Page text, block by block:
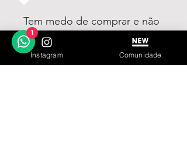
Tem medo de comprar e não
gostar? Fique tranquilo,
garantimos a sua satisfação
ou devolvemos o seu
Instagram Comunidade
1